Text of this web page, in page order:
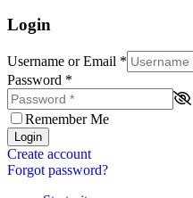
Login
Username or Email *
Password *
Remember Me
Login
Create account
Forgot password?